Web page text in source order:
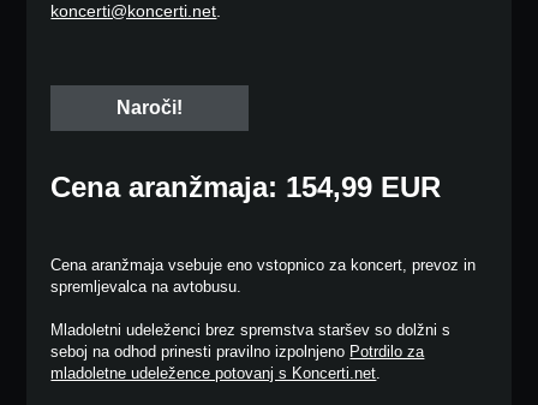
koncerti@koncerti.net.
Cena aranžmaja: 154,99 EUR
Cena aranžmaja vsebuje eno vstopnico za koncert, prevoz in
spremljevalca na avtobusu.
Mladoletni udeleženci brez spremstva staršev so dolžni s
seboj na odhod prinesti pravilno izpolnjeno Potrdilo za
mladoletne udeležence potovanj s Koncerti.net.